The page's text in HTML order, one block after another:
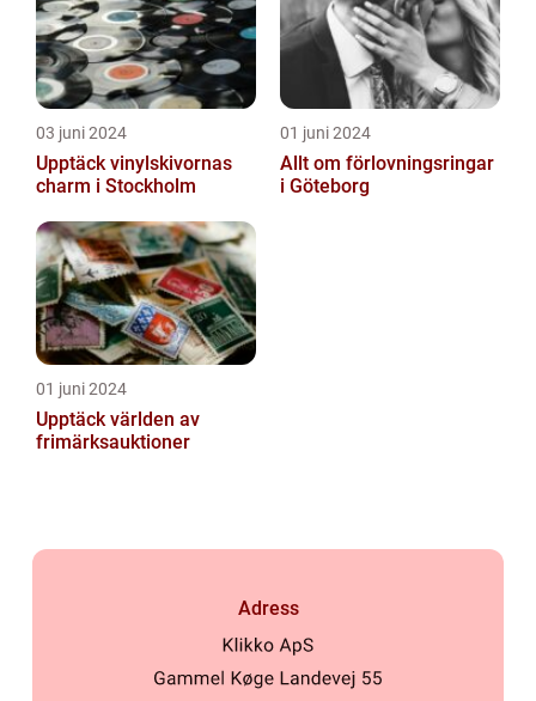
03 juni 2024
Upptäck vinylskivornas
charm i Stockholm
01 juni 2024
Allt om förlovningsringar
i Göteborg
01 juni 2024
Upptäck världen av
frimärksauktioner
Adress